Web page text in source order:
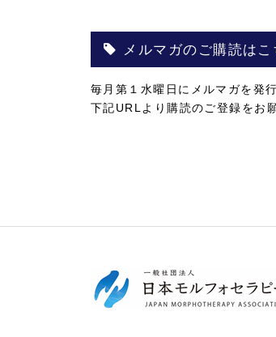
メルマガのご購読はこ
毎月第１水曜日にメルマガを発
下記URLより購読のご登録をお